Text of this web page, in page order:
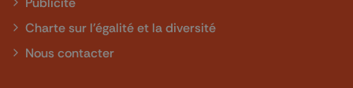
Charte sur l'égalité et la diversité
Nous contacter